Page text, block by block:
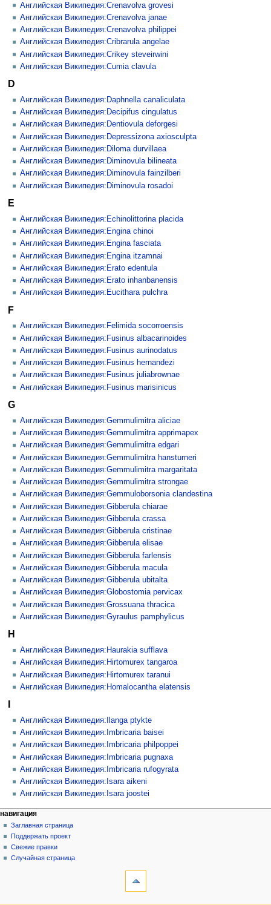
Английская Википедия:Crenavolva grovesi
Английская Википедия:Crenavolva janae
Английская Википедия:Crenavolva philippei
Английская Википедия:Cribrarula angelae
Английская Википедия:Crikey steveirwini
Английская Википедия:Cumia clavula
D
Английская Википедия:Daphnella canaliculata
Английская Википедия:Decipifus cingulatus
Английская Википедия:Dentiovula deforgesi
Английская Википедия:Depressizona axiosculpta
Английская Википедия:Diloma durvillaea
Английская Википедия:Diminovula bilineata
Английская Википедия:Diminovula fainzilberi
Английская Википедия:Diminovula rosadoi
E
Английская Википедия:Echinolittorina placida
Английская Википедия:Engina chinoi
Английская Википедия:Engina fasciata
Английская Википедия:Engina itzamnai
Английская Википедия:Erato edentula
Английская Википедия:Erato inhanbanensis
Английская Википедия:Eucithara pulchra
F
Английская Википедия:Felimida socorroensis
Английская Википедия:Fusinus albacarinoides
Английская Википедия:Fusinus aurinodatus
Английская Википедия:Fusinus hernandezi
Английская Википедия:Fusinus juliabrownae
Английская Википедия:Fusinus marisinicus
G
Английская Википедия:Gemmulimitra aliciae
Английская Википедия:Gemmulimitra apprimapex
Английская Википедия:Gemmulimitra edgari
Английская Википедия:Gemmulimitra hansturneri
Английская Википедия:Gemmulimitra margaritata
Английская Википедия:Gemmulimitra strongae
Английская Википедия:Gemmuloborsonia clandestina
Английская Википедия:Gibberula chiarae
Английская Википедия:Gibberula crassa
Английская Википедия:Gibberula cristinae
Английская Википедия:Gibberula elisae
Английская Википедия:Gibberula farlensis
Английская Википедия:Gibberula macula
Английская Википедия:Gibberula ubitalta
Английская Википедия:Globostomia pervicax
Английская Википедия:Grossuana thracica
Английская Википедия:Gyraulus pamphylicus
H
Английская Википедия:Haurakia sufflava
Английская Википедия:Hirtomurex tangaroa
Английская Википедия:Hirtomurex taranui
Английская Википедия:Homalocantha elatensis
I
Английская Википедия:Ilanga ptykte
Английская Википедия:Imbricaria baisei
Английская Википедия:Imbricaria philpoppei
Английская Википедия:Imbricaria pugnaxa
Английская Википедия:Imbricaria rufogyrata
Английская Википедия:Isara aikeni
Английская Википедия:Isara joostei
навигация
Заглавная страница
Поддержать проект
Свежие правки
Случайная страница